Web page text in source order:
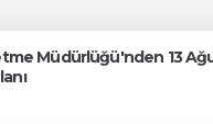
Müdürlüğü'nden 13